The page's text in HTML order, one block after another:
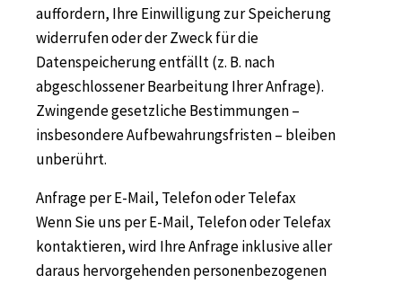
auffordern, Ihre Einwilligung zur Speicherung
widerrufen oder der Zweck für die
Datenspeicherung entfällt (z. B. nach
abgeschlossener Bearbeitung Ihrer Anfrage).
Zwingende gesetzliche Bestimmungen –
insbesondere Aufbewahrungsfristen – bleiben
unberührt.
Anfrage per E-Mail, Telefon oder Telefax
Wenn Sie uns per E-Mail, Telefon oder Telefax
kontaktieren, wird Ihre Anfrage inklusive aller
daraus hervorgehenden personenbezogenen